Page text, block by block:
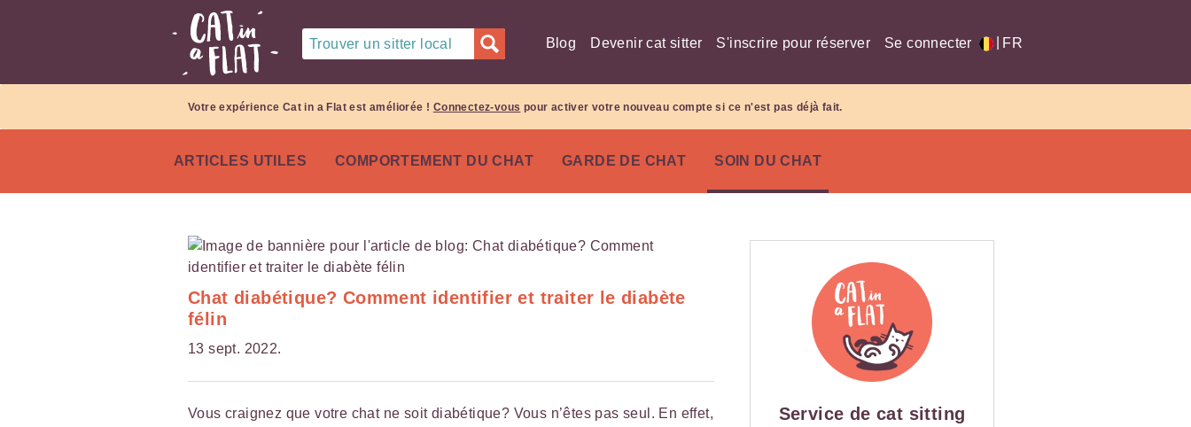
Trouver un sitter local Blog Devenir cat sitter S'inscrire pour réserver Se connecter FR
Votre expérience Cat in a Flat est améliorée ! Connectez-vous pour activer votre nouveau compte si ce n'est pas déjà fait.
ARTICLES UTILES COMPORTEMENT DU CHAT GARDE DE CHAT SOIN DU CHAT
Chat diabétique? Comment identifier et traiter le diabète
félin
13 sept. 2022.
Vous craignez que votre chat ne soit diabétique? Vous n’êtes pas seul. En effet,
Service de cat sitting